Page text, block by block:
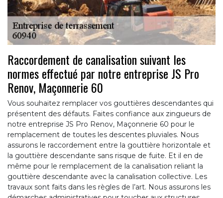
Raccordement de canalisation suivant les
normes effectué par notre entreprise JS Pro
Renov, Maçonnerie 60
Vous souhaitez remplacer vos gouttières descendantes qui
présentent des défauts. Faites confiance aux zingueurs de
notre entreprise JS Pro Renov, Maçonnerie 60 pour le
remplacement de toutes les descentes pluviales. Nous
assurons le raccordement entre la gouttière horizontale et
la gouttière descendante sans risque de fuite. Et il en de
même pour le remplacement de la canalisation reliant la
gouttière descendante avec la canalisation collective. Les
travaux sont faits dans les règles de l’art. Nous assurons les